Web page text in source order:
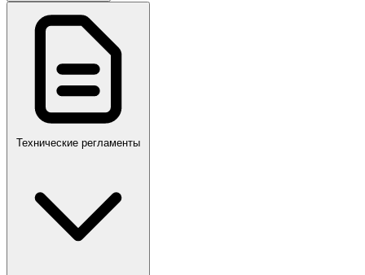
ПР,Р,ПМГ,РМГ
Технические регламенты